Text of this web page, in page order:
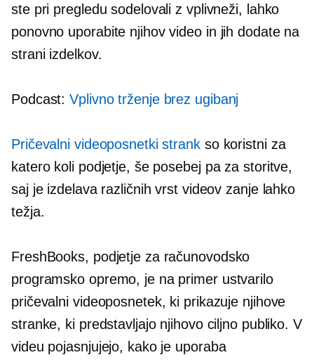
ste pri pregledu sodelovali z vplivneži, lahko
ponovno uporabite njihov video in jih dodate na
strani izdelkov.
Podcast:Vplivno trženje brez ugibanj
Pričevalni videoposnetki strankso koristni za
katero koli podjetje, še posebej pa za storitve,
saj je izdelava različnih vrst videov zanje lahko
težja.
FreshBooks, podjetje za računovodsko
programsko opremo, je na primer ustvarilo
pričevalni videoposnetek, ki prikazuje njihove
stranke, ki predstavljajo njihovo ciljno publiko. V
videu pojasnjujejo, kako je uporaba